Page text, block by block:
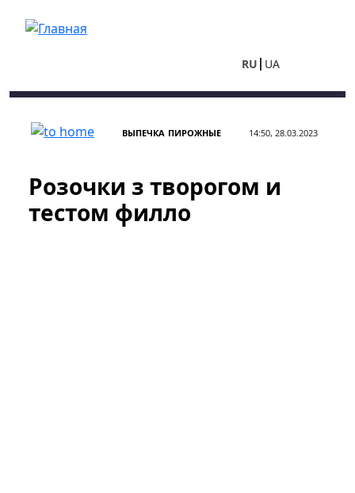
RU UA
ВЫПЕЧКА ПИРОЖНЫЕ 14:50, 28.03.2023
Розочки з творогом и
тестом филло